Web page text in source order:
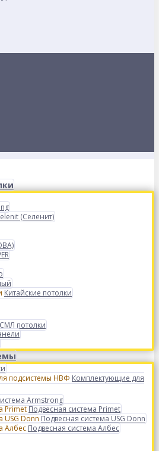
(Селенит)
Китайские потолки
потолки
Комплектующие для
Armstrong
Подвесная система Primet
Подвесная система USG Donn
Подвесная система Албес